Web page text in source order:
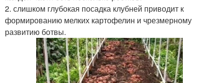
2. слишком глубокая посадка клубней приводит к
формированию мелких картофелин и чрезмерному
развитию ботвы.